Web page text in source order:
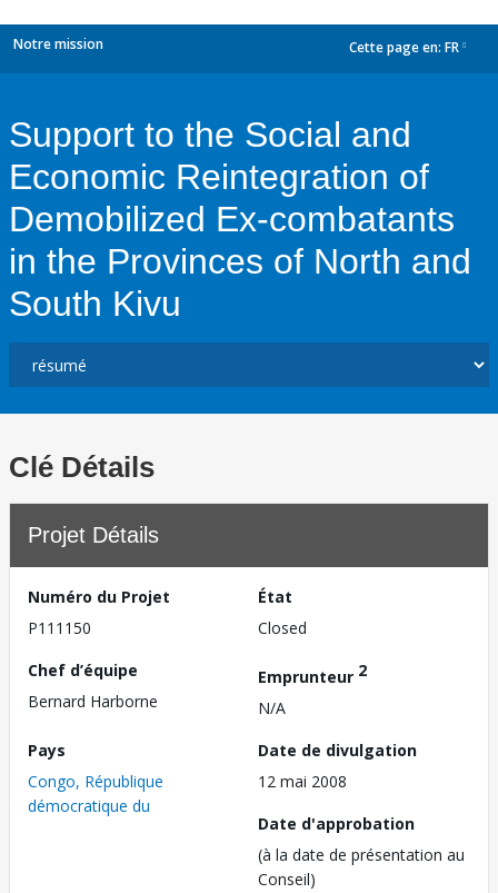
Notre mission Cette page en: FR
Support to the Social and
Economic Reintegration of
Demobilized Ex-combatants
in the Provinces of North and
South Kivu
Clé Détails
Projet Détails
Numéro du Projet
P111150
État
Closed
Chef d’équipe
Bernard Harborne
Emprunteur 2
N/A
Pays
Congo, République
démocratique du
Date de divulgation
12 mai 2008
Date d'approbation
(à la date de présentation au
Conseil)